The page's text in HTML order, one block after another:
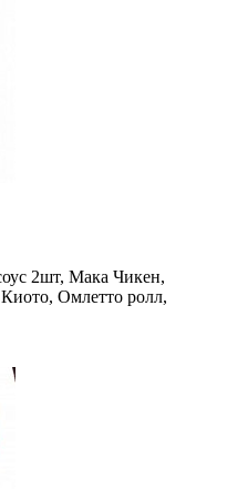
2шт, Мака Чикен,
Омлетто ролл,